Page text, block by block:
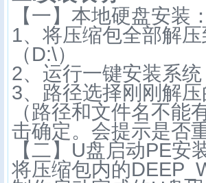
【一】本地硬盘安装：
1、将压缩包全部解
（D:\）
2、运行一键安装系统
3、路径选择刚刚解
（路径和文件名不能
击确定。会提示是否
【二】U盘启动PE安
将压缩包内的